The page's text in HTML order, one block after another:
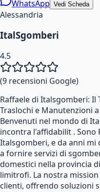
WhatsApp Vedi Scheda
Alessandria
ItalSgomberi
4.5
(9 recensioni Google)
Raffaele di Italsgomberi: Il
Traslochi e Manutenzioni
Benvenuti nel mondo di
incontra l'affidabilit . Sono
Italsgomberi, e da anni mi
a fornire servizi di
domestici nella provincia
limitrofi. La nostra
clienti, offrendo soluzioni